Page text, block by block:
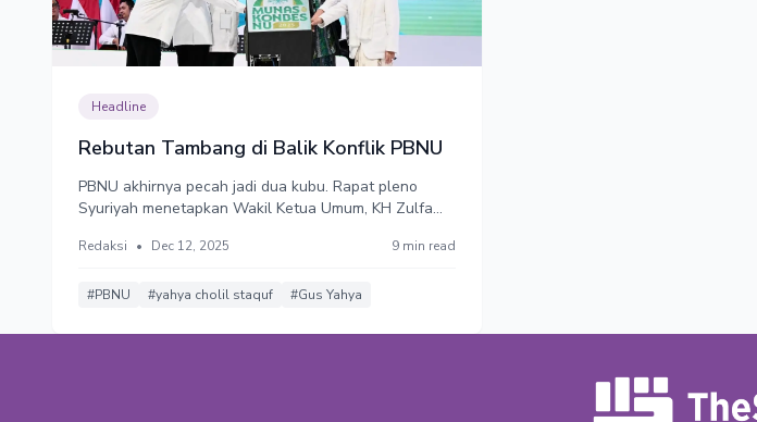
Headline
Rebutan Tambang di Balik Konflik PBNU
PBNU akhirnya pecah jadi dua kubu. Rapat pleno
Syuriyah menetapkan Wakil Ketua Umum, KH Zulfa
Umum,menggantikan Yahya Cholil Staquf. Tapi kubu
tetap ketua umum yang sah. Berkonflik karena
Redaksi • Dec 12, 2025 9 min read
#PBNU #yahya cholil staquf #Gus Yahya